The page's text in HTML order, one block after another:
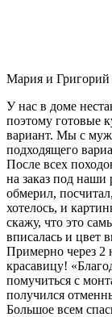
Мария и
У нас в доме
поэтому готовые
вариант. Мы с
подходящего
После всех
на заказ под
обмерил,
хотелось, и
скажу, что это
вписалась и цвет
Примерно через 2
красавицу!
помучиться с
получился
Большое всем